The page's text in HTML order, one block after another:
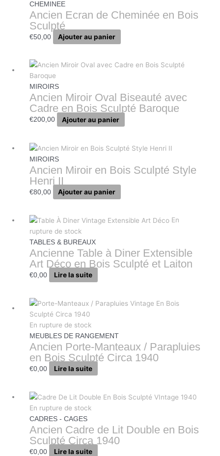
CHEMINEE
Ancien Ecran de Cheminée en Bois
Sculpté
€50,00 Ajouter au panier
MIROIRS
Ancien Miroir Oval Biseauté avec
Cadre en Bois Sculpté Baroque
€200,00 Ajouter au panier
MIROIRS
Ancien Miroir en Bois Sculpté Style
Henri II
€80,00 Ajouter au panier
En
rupture de stock
TABLES & BUREAUX
Ancienne Table à Diner Extensible
Art Déco en Bois Sculpté et Laiton
€0,00 Lire la suite
En rupture de stock
MEUBLES DE RANGEMENT
Ancien Porte-Manteaux / Parapluies
en Bois Sculpté Circa 1940
€0,00 Lire la suite
En rupture de stock
CADRES - CAGES
Ancien Cadre de Lit Double en Bois
Sculpté Circa 1940
€0,00 Lire la suite